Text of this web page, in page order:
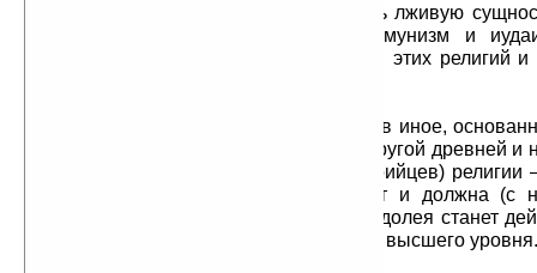
Задача данной книги — вскрыть лживую
лжерелигий, как христианство, коммунизм и
истинные, а не декларируемые цели этих религий и
И главное — вывести читателя в иное,
на знаниях, информационное поле другой древней и
только для русских, но и для всех арийцев)
ведизма — религии, которая может и должна (с
возродится в ХХI веке. Тогда Эра Водолея станет
человечества принципиально другого высшего уровня.